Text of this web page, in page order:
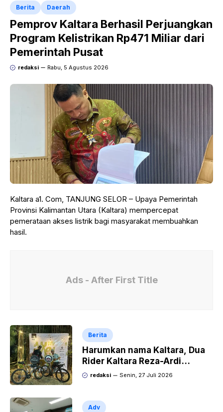
Berita Daerah
Pemprov Kaltara Berhasil Perjuangkan
Program Kelistrikan Rp471 Miliar dari
Pemerintah Pusat
redaksi Rabu, 5 Agustus 2026
Kaltara a1. Com, TANJUNG SELOR – Upaya Pemerintah
Provinsi Kalimantan Utara (Kaltara) mempercepat
pemerataan akses listrik bagi masyarakat membuahkan
hasil.
Ads - After First Title
Berita
Harumkan nama Kaltara, Dua
Rider Kaltara Reza-Ardi
menuntaskan tantangan
redaksi Senin, 27 Juli 2026
Adv